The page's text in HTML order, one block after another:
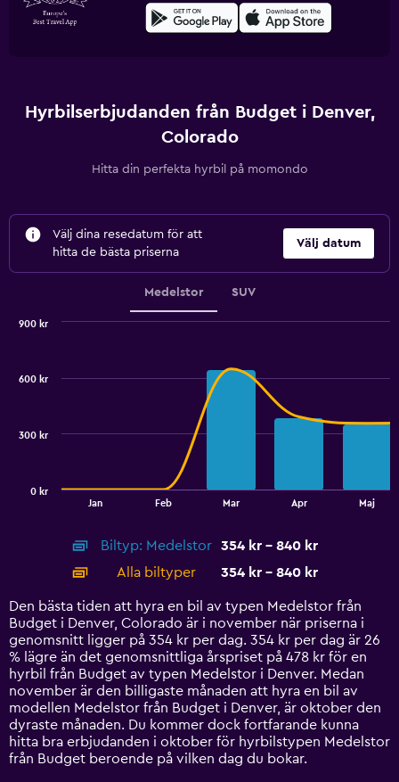
Hyrbilserbjudanden från Budget i Denver,
Colorado
Hitta din perfekta hyrbil på momondo
Välj dina resedatum för att
hitta de bästa priserna
Välj datum
Medelstor SUV
displaying
categories.
14
categories.
The
chart
has
1
Y
axis
displaying
values.
Range:
Jan Feb Mar Apr Maj
0 kr
300 kr
600 kr
900 kr
Biltyp: Medelstor
354 kr - 840 kr
Alla biltyper
354 kr - 840 kr
Den bästa tiden att hyra en bil av typen Medelstor från
Budget i Denver, Colorado är i november när priserna i
genomsnitt ligger på 354 kr per dag. 354 kr per dag är 26
% lägre än det genomsnittliga årspriset på 478 kr för en
hyrbil från Budget av typen Medelstor i Denver. Medan
november är den billigaste månaden att hyra en bil av
modellen Medelstor från Budget i Denver, är oktober den
dyraste månaden. Du kommer dock fortfarande kunna
hitta bra erbjudanden i oktober för hyrbilstypen Medelstor
från Budget beroende på vilken dag du bokar.